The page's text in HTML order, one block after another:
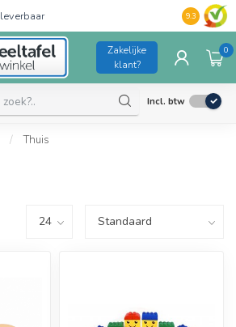
leverbaar Duurzame
9.3
Zakelijke
klant?
0
Incl. btw
/ Thuis